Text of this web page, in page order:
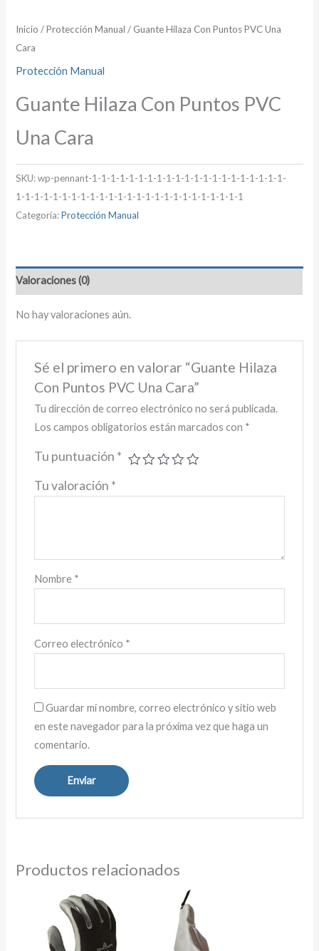
Inicio /Protección Manual / Guante Hilaza Con Puntos PVC Una
Cara
Protección Manual
Guante Hilaza Con Puntos PVC
Una Cara
SKU:wp-pennant-1-1-1-1-1-1-1-1-1-1-1-1-1-1-1-1-1-1-1-1-1-
1-1-1-1-1-1-1-1-1-1-1-1-1-1-1-1-1-1-1-1-1-1-1-1-1
Categoría:Protección Manual
Valoraciones (0)
No hay valoraciones aún.
Sé el primero en valorar “Guante Hilaza
Con Puntos PVC Una Cara”
Tu dirección de correo electrónico no será publicada.
Los campos obligatorios están marcados con *
Tu puntuación *
Tu valoración *
Nombre *
Correo electrónico *
Guardar mi nombre, correo electrónico y sitio web
en este navegador para la próxima vez que haga un
comentario.
Productos relacionados